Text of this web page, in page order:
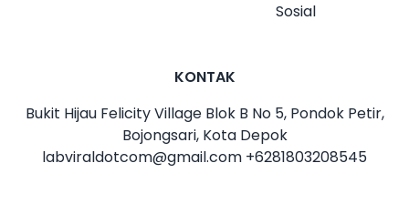
Sosial
KONTAK
Bukit Hijau Felicity Village Blok B No 5, Pondok Petir,
Bojongsari, Kota Depok
labviraldotcom@gmail.com +6281803208545